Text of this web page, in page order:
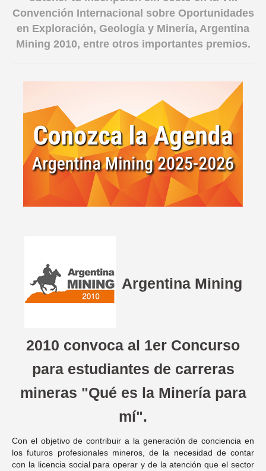
Convención Internacional sobre Oportunidades
en Exploración, Geología y Minería, Argentina
Mining 2010, entre otros importantes premios.
Argentina Mining
2010 convoca al 1er Concurso
para estudiantes de carreras
mineras "Qué es la Minería para
mí".
Con el objetivo de contribuir a la generación de conciencia en
los futuros profesionales mineros, de la necesidad de contar
con la licencia social para operar y de la atención que el sector